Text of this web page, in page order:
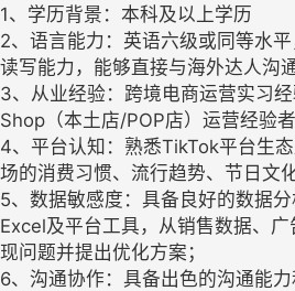
1、学历背景：本科及以上学历
2、语言能力：英语六级或同等水
读写能力，能够直接与海外达人沟
3、从业经验：跨境电商运营实习
Shop（本土店/POP店）运营经验者
4、平台认知：熟悉TikTok平台生
场的消费习惯、流行趋势、节日文
5、数据敏感度：具备良好的数据
Excel及平台工具，从销售数据、
现问题并提出优化方案；
6、沟通协作：具备出色的沟通能